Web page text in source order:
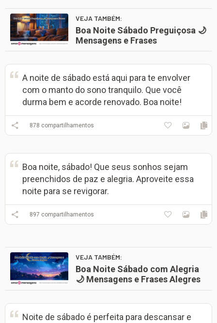
VEJA TAMBÉM:
Boa Noite Sábado Preguiçosa 🌙
Mensagens e Frases
A noite de sábado está aqui para te envolver
com o manto do sono tranquilo. Que você
durma bem e acorde renovado. Boa noite!
878 compartilhamentos
Boa noite, sábado! Que seus sonhos sejam
preenchidos de paz e alegria. Aproveite essa
noite para se revigorar.
897 compartilhamentos
VEJA TAMBÉM:
Boa Noite Sábado com Alegria
🌙 Mensagens e Frases Alegres
Noite de sábado é perfeita para descansar e